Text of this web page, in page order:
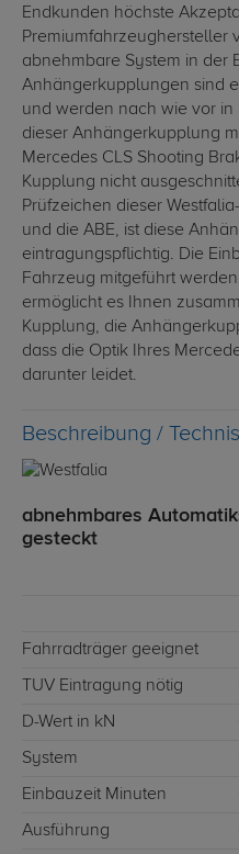
Endkunden höchste
Premiumfahrzeughersteller
abnehmbare System in der
Anhängerkupplungen sind
und werden nach wie vor
dieser Anhängerkupplung
Mercedes CLS Shooting
Kupplung nicht
Prüfzeichen dieser
und die ABE, ist diese
eintragungspflichtig. Die
Fahrzeug mitgeführt
ermöglicht es Ihnen
Kupplung, die
dass die Optik Ihres
darunter leidet.
abnehmbares
gesteckt
Fahrradträger geeignet
TÜV Eintragung nötig
D-Wert in kN
System
Einbauzeit Minuten
Ausführung